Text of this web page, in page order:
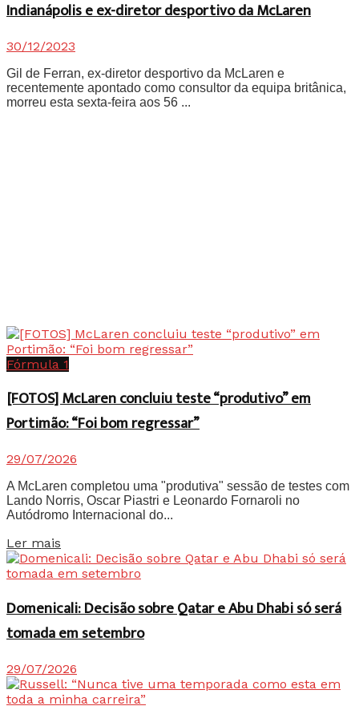
Indianápolis e ex-diretor desportivo da McLaren
30/12/2023
Gil de Ferran, ex-diretor desportivo da McLaren e
recentemente apontado como consultor da equipa britânica,
morreu esta sexta-feira aos 56 ...
Fórmula 1
[FOTOS] McLaren concluiu teste “produtivo” em
Portimão: “Foi bom regressar”
29/07/2026
A McLaren completou uma "produtiva" sessão de testes com
Lando Norris, Oscar Piastri e Leonardo Fornaroli no
Autódromo Internacional do...
Ler mais
Domenicali: Decisão sobre Qatar e Abu Dhabi só será
tomada em setembro
29/07/2026